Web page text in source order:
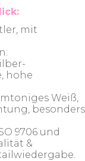
mit
hohe
Weiß,
besonders
9706 und
&